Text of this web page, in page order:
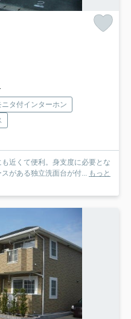
ニタ付インターホン
近くて便利。身支度に必要とな
がある独立洗面台が付... もっと